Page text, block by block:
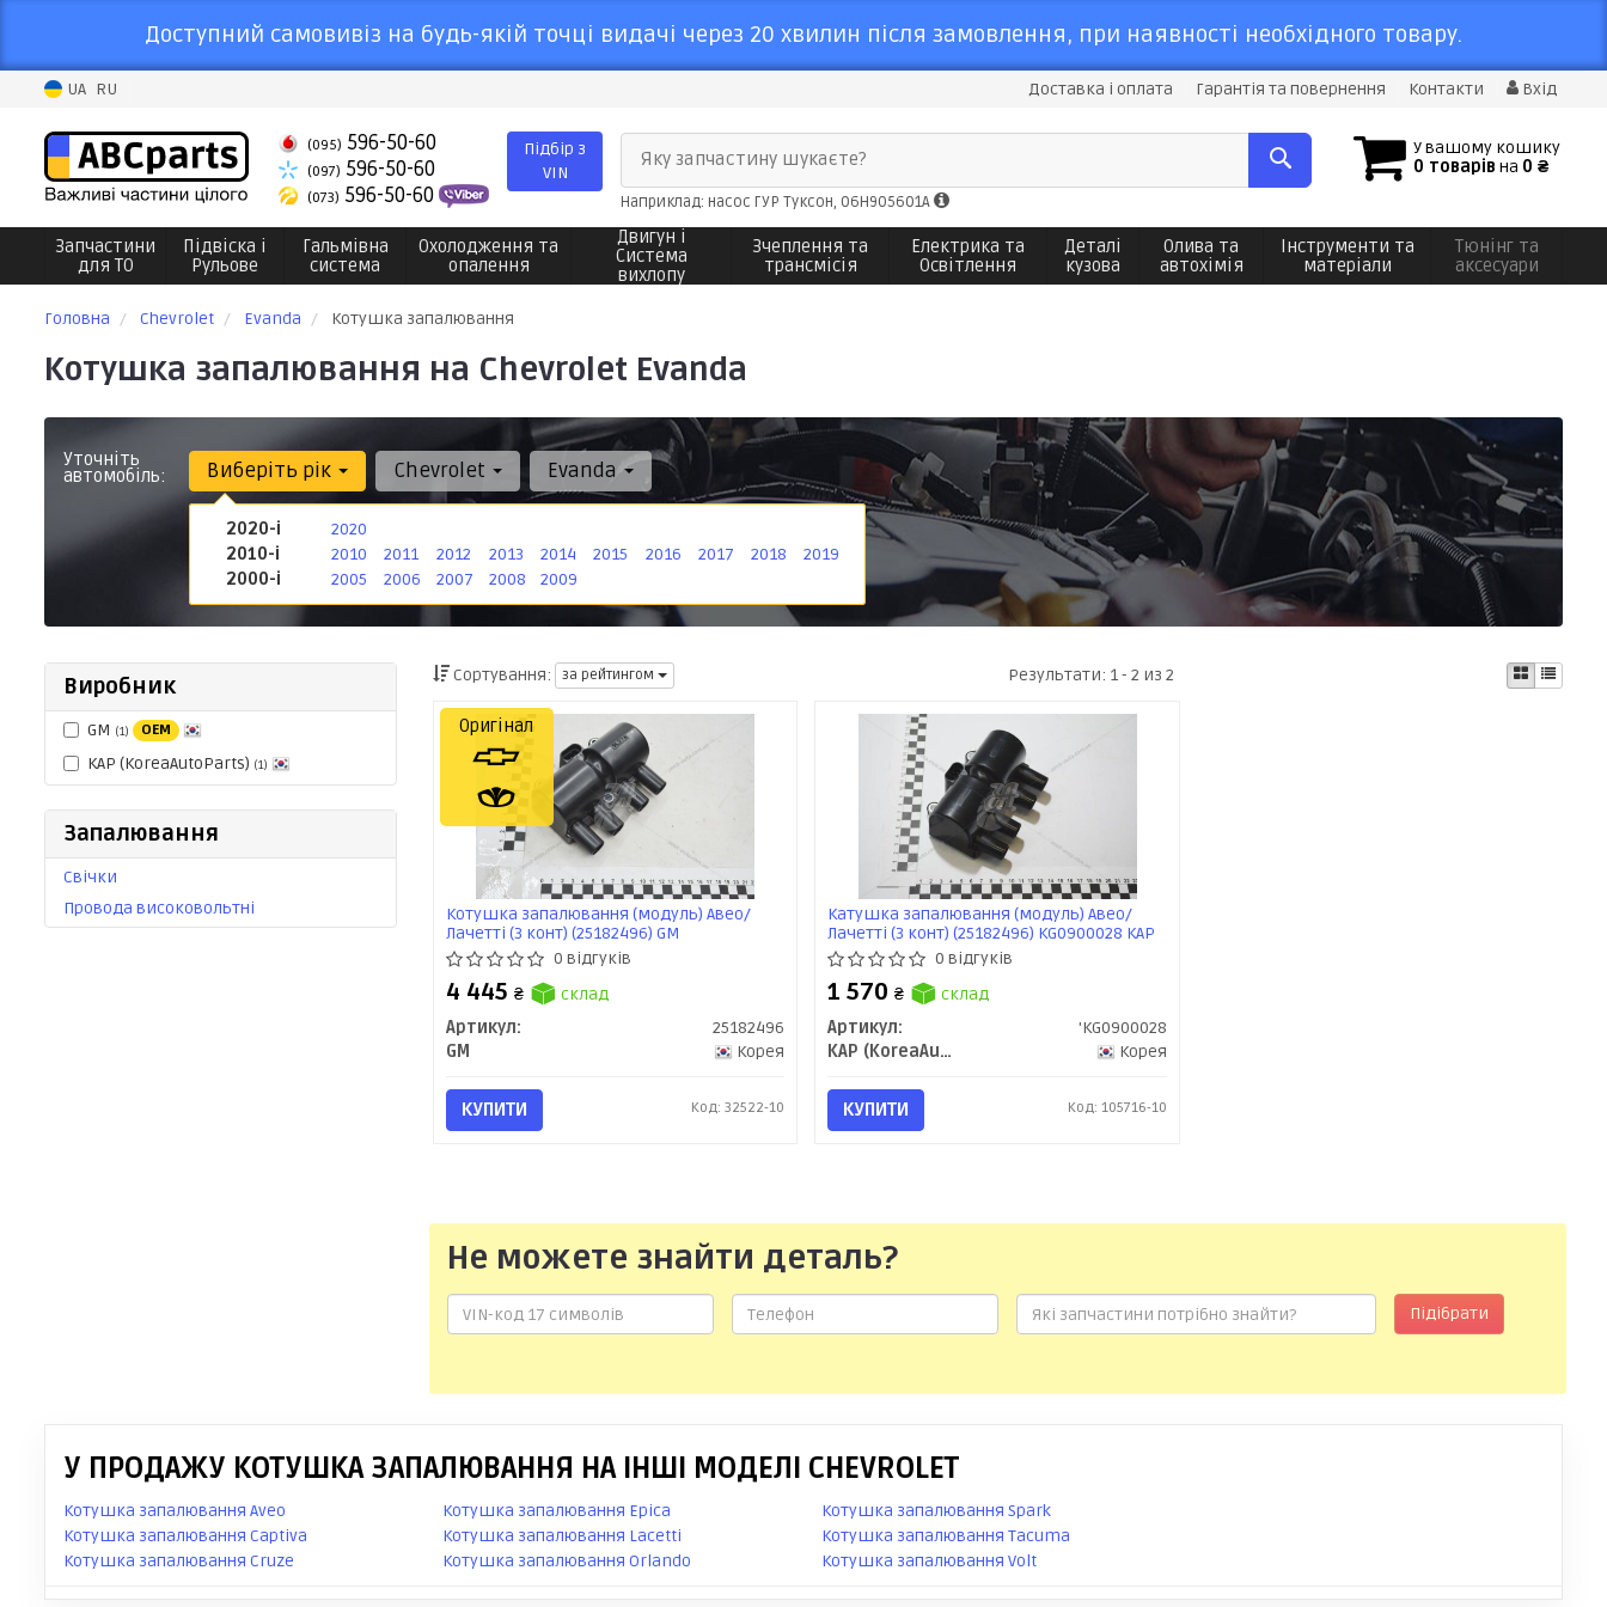
Доступний самовивіз на будь-якій точці видачі через 20 хвилин після замовлення, при наявності необхідного товару.
UA RU Доставка і оплата Гарантія та повернення Контакти Вхід
(095) 596-50-60
(097) 596-50-60
(073) 596-50-60
Підбір з
VIN
У вашому кошику
0 товарів на 0 ₴
Яку запчастину шукаєте?
Наприклад: насос ГУР Туксон, 06H905601A
Запчастини
для ТО
Підвіска і
Рульове
Гальмівна
система
Охолодження та
опалення
Двигун і
Система
вихлопу
Зчеплення та
трансмісія
Електрика та
Освітлення
Деталі
кузова
Олива та
автохімія
Інструменти та
матеріали
Тюнінг та
аксесуари
Головна Chevrolet Evanda Котушка запалювання
Котушка запалювання на Chevrolet Evanda
Уточніть
автомобіль: Виберіть рік
2020-і
2020
2010-і
2010 2011 2012 2013 2014 2015 2016 2017 2018
2019
2000-і
2005 2006 2007 2008 2009
Chevrolet Evanda
Виробник
GM (1) OEM
KAP (KoreaAutoParts) (1)
Запалювання
Свічки
Провода високовольтні
Сортування: за рейтингом Результати: 1 - 2 из 2
Котушка запалювання (модуль) Авео/
Лачетті (3 конт) (25182496) GM
0 відгуків
4 445 ₴
склад
Артикул:
25182496
GM
Корея
КУПИТИ Код: 32522-10
Оригінал
Катушка запалювання (модуль) Авео/
Лачетті (3 конт) (25182496) KG0900028 KAP
0 відгуків
1 570₴
склад
Артикул:
'KG0900028
KAP (KoreaAutoParts)
Корея
КУПИТИ Код: 105716-10
Не можете знайти деталь?
Підібрати
У ПРОДАЖУ КОТУШКА ЗАПАЛЮВАННЯ НА ІНШІ МОДЕЛІ CHEVROLET
Котушка запалювання Aveo
Котушка запалювання Captiva
Котушка запалювання Cruze
Котушка запалювання Epica
Котушка запалювання Lacetti
Котушка запалювання Orlando
Котушка запалювання Spark
Котушка запалювання Tacuma
Котушка запалювання Volt